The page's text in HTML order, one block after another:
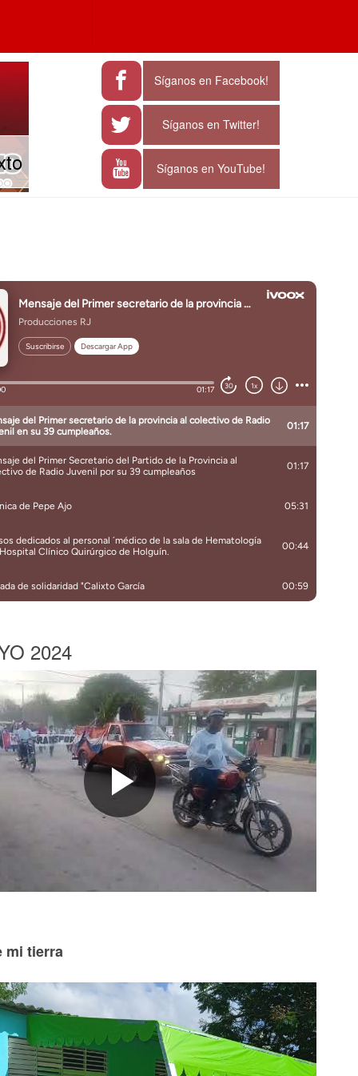
characters for results.
Síganos en Facebook!
Síganos en Twitter!
Síganos en YouTube!
2024
mi tierra